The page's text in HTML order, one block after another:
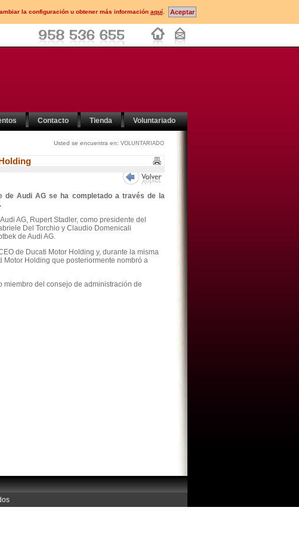
la configuración u obtener más información aquí.
Contacto Tienda Voluntariado
Usted se encuentra en: VOLUNTARIADO
de Audi AG se ha completado a través de la
AG, Rupert Stadler, como presidente del
Del Torchio y Claudio Domenicali
de Audi AG.
de Ducati Motor Holding y, durante la misma
Motor Holding que posteriormente nombró a
miembro del consejo de administración de